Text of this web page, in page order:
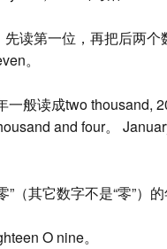
读第一位，再把后两
。
一般读成two thousand,
and four。
”（其它数字不是“零”）
O nine。